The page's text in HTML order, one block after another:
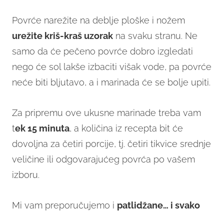
Povrće narežite na deblje ploške i nožem
urežite kriš-kraš uzorak na svaku stranu. Ne
samo da će pečeno povrće dobro izgledati
nego će sol lakše izbaciti višak vode, pa povrće
neće biti bljutavo, a i marinada će se bolje upiti.
Za pripremu ove ukusne marinade treba vam
tek 15 minuta, a količina iz recepta bit će
dovoljna za četiri porcije, tj. četiri tikvice srednje
veličine ili odgovarajućeg povrća po vašem
izboru.
Mi vam preporučujemo i patlidžane… i svako